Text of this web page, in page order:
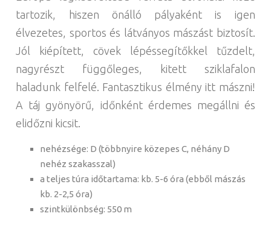
tartozik, hiszen önálló pályaként is igen
élvezetes, sportos és látványos mászást biztosít.
Jól kiépített, cövek lépéssegítőkkel tűzdelt,
nagyrészt függőleges, kitett sziklafalon
haladunk felfelé. Fantasztikus élmény itt mászni!
A táj gyönyörű, időnként érdemes megállni és
elidőzni kicsit.
nehézsége: D (többnyire közepes C, néhány D
nehéz szakasszal)
a teljes túra időtartama: kb. 5-6 óra (ebből mászás
kb. 2-2,5 óra)
szintkülönbség: 550 m